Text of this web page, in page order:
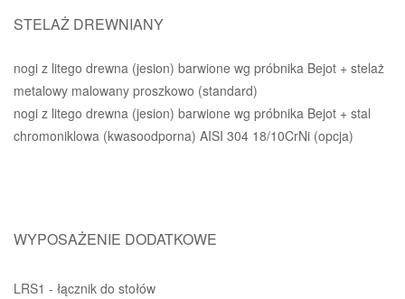
STELAŻ DREWNIANY
nogi z litego drewna (jesion) barwione wg próbnika Bejot + stelaż
metalowy malowany proszkowo (standard)
nogi z litego drewna (jesion) barwione wg próbnika Bejot + stal
chromoniklowa (kwasoodporna) AISI 304 18/10CrNi (opcja)
WYPOSAŻENIE DODATKOWE
LRS1 - łącznik do stołów